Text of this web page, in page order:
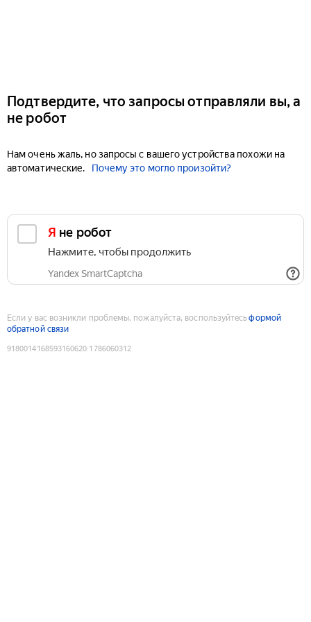
Подтвердите, что запросы отправляли вы, а
не робот
Нам очень жаль, но запросы с вашего устройства похожи на
автоматические.
Почему это могло произойти?
Я не робот
Нажмите, чтобы продолжить
Yandex SmartCaptcha
Если у вас возникли проблемы, пожалуйста, воспользуйтесьформой
обратной связи
9180014168593160620:1786060312